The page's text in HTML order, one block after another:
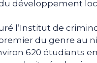
développement
l’Institut de
du genre au
620 étudiants